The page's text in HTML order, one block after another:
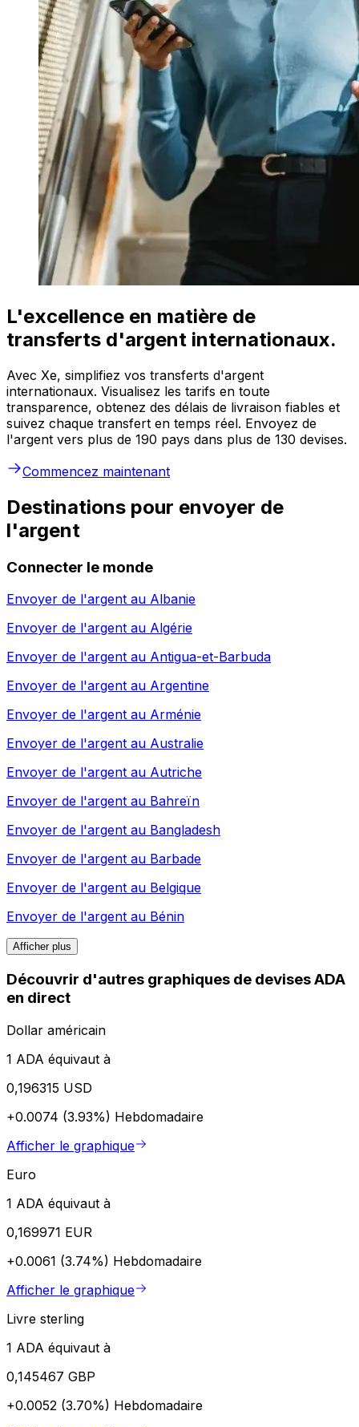
L'excellence en matière de
transferts d'argent internationaux.
Avec Xe, simplifiez vos transferts d'argent
internationaux. Visualisez les tarifs en toute
transparence, obtenez des délais de livraison fiables et
suivez chaque transfert en temps réel. Envoyez de
l'argent vers plus de 190 pays dans plus de 130 devises.
Commencez maintenant
Destinations pour envoyer de
l'argent
Connecter le monde
Envoyer de l'argent au Albanie
Envoyer de l'argent au Algérie
Envoyer de l'argent au Antigua-et-Barbuda
Envoyer de l'argent au Argentine
Envoyer de l'argent au Arménie
Envoyer de l'argent au Australie
Envoyer de l'argent au Autriche
Envoyer de l'argent au Bahreïn
Envoyer de l'argent au Bangladesh
Envoyer de l'argent au Barbade
Envoyer de l'argent au Belgique
Envoyer de l'argent au Bénin
Afficher plus
Découvrir d'autres graphiques de devises ADA
en direct
Dollar américain
1 ADA équivaut à
0,196315 USD
+0.0074 (3.93%) Hebdomadaire
Afficher le graphique
Euro
1 ADA équivaut à
0,169971 EUR
+0.0061 (3.74%) Hebdomadaire
Afficher le graphique
Livre sterling
1 ADA équivaut à
0,145467 GBP
+0.0052 (3.70%) Hebdomadaire